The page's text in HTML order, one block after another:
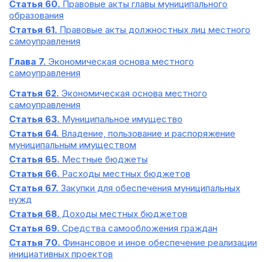
Статья 60. Правовые акты главы муниципального
образования
Статья 61. Правовые акты должностных лиц местного
самоуправления
Глава 7. Экономическая основа местного
самоуправления
Статья 62. Экономическая основа местного
самоуправления
Статья 63. Муниципальное имущество
Статья 64. Владение, пользование и распоряжение
муниципальным имуществом
Статья 65. Местные бюджеты
Статья 66. Расходы местных бюджетов
Статья 67. Закупки для обеспечения муниципальных
нужд
Статья 68. Доходы местных бюджетов
Статья 69. Средства самообложения граждан
Статья 70. Финансовое и иное обеспечение реализации
инициативных проектов